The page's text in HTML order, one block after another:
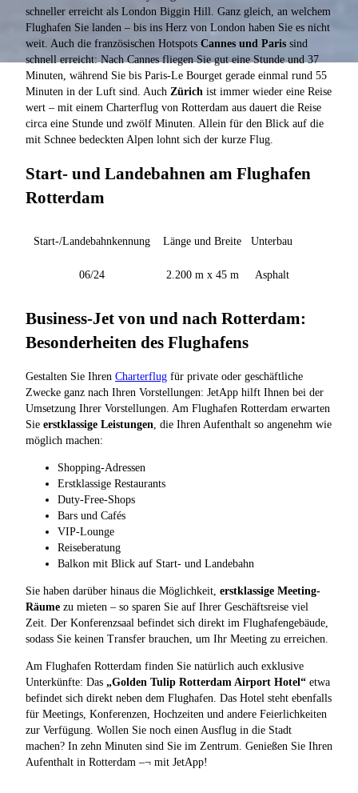
schneller erreicht als London Biggin Hill. Ganz gleich, an welchem
Flughafen Sie landen – bis ins Herz von London haben Sie es nicht
weit. Auch die französischen Hotspots Cannes und Paris sind
schnell erreicht: Nach Cannes fliegen Sie gut eine Stunde und 37
Minuten, während Sie bis Paris-Le Bourget gerade einmal rund 55
Minuten in der Luft sind. Auch Zürich ist immer wieder eine Reise
wert – mit einem Charterflug von Rotterdam aus dauert die Reise
circa eine Stunde und zwölf Minuten. Allein für den Blick auf die
mit Schnee bedeckten Alpen lohnt sich der kurze Flug.
Start- und Landebahnen am Flughafen
Rotterdam
Start-/Landebahnkennung Länge und Breite Unterbau
06/24 2.200 m x 45 m Asphalt
Business-Jet von und nach Rotterdam:
Besonderheiten des Flughafens
Gestalten Sie Ihren Charterflug für private oder geschäftliche
Zwecke ganz nach Ihren Vorstellungen: JetApp hilft Ihnen bei der
Umsetzung Ihrer Vorstellungen. Am Flughafen Rotterdam erwarten
Sie erstklassige Leistungen , die Ihren Aufenthalt so angenehm wie
möglich machen:
Shopping-Adressen
Erstklassige Restaurants
Duty-Free-Shops
Bars und Cafés
VIP-Lounge
Reiseberatung
Balkon mit Blick auf Start- und Landebahn
Sie haben darüber hinaus die Möglichkeit, erstklassige Meeting-
Räume zu mieten – so sparen Sie auf Ihrer Geschäftsreise viel
Zeit. Der Konferenzsaal befindet sich direkt im Flughafengebäude,
sodass Sie keinen Transfer brauchen, um Ihr Meeting zu erreichen.
Am Flughafen Rotterdam finden Sie natürlich auch exklusive
Unterkünfte: Das „Golden Tulip Rotterdam Airport Hotel“ etwa
befindet sich direkt neben dem Flughafen. Das Hotel steht ebenfalls
für Meetings, Konferenzen, Hochzeiten und andere Feierlichkeiten
zur Verfügung. Wollen Sie noch einen Ausflug in die Stadt
machen? In zehn Minuten sind Sie im Zentrum. Genießen Sie Ihren
Aufenthalt in Rotterdam –¬ mit JetApp!